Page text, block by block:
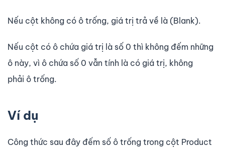
Nếu cột không có ô trống, giá trị trả về là (Blank).
Nếu cột có ô chứa giá trị là số 0 thì không đếm những
ô này, vì ô chứa số 0 vẫn tính là có giá trị, không
phải ô trống.
Ví dụ
Công thức sau đây đếm số ô trống trong cột Product